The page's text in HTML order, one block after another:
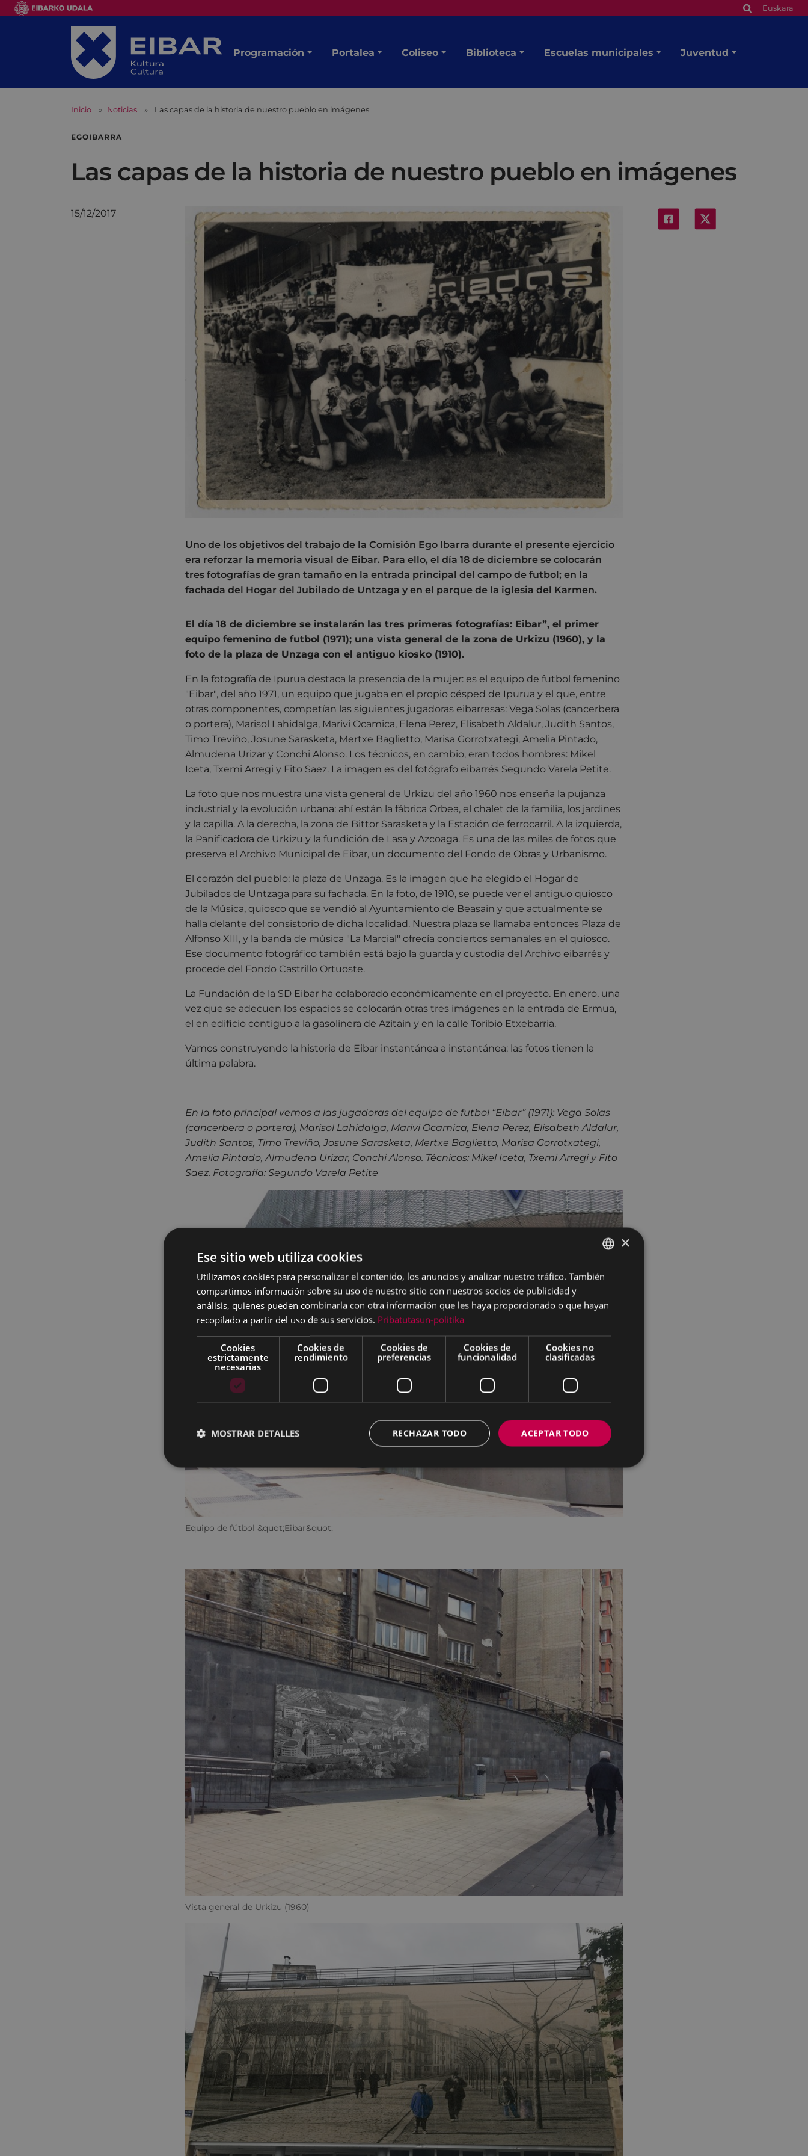
Euskara
Programación Portalea Coliseo Biblioteca Escuelas municipales Juventud
Inicio Noticias Las capas de la historia de nuestro pueblo en imágenes
EGOIBARRA
Las capas de la historia de nuestro pueblo en imágenes
15/12/2017
Uno de los objetivos del trabajo de la Comisión Ego Ibarra durante el presente ejercicio
era reforzar la memoria visual de Eibar. Para ello, el día 18 de diciembre se colocarán
tres fotografías de gran tamaño en la entrada principal del campo de futbol; en la
fachada del Hogar del Jubilado de Untzaga y en el parque de la iglesia del Karmen.
El día 18 de diciembre se instalarán las tres primeras fotografías: Eibar”, el primer
equipo femenino de futbol (1971); una vista general de la zona de Urkizu (1960), y la
foto de la plaza de Unzaga con el antiguo kiosko (1910).
En la fotografía de Ipurua destaca la presencia de la mujer: es el equipo de futbol femenino
"Eibar", del año 1971, un equipo que jugaba en el propio césped de Ipurua y el que, entre
otras componentes, competían las siguientes jugadoras eibarresas: Vega Solas (cancerbera
o portera), Marisol Lahidalga, Marivi Ocamica, Elena Perez, Elisabeth Aldalur, Judith Santos,
Timo Treviño, Josune Sarasketa, Mertxe Baglietto, Marisa Gorrotxategi, Amelia Pintado,
Almudena Urizar y Conchi Alonso. Los técnicos, en cambio, eran todos hombres: Mikel
Iceta, Txemi Arregi y Fito Saez. La imagen es del fotógrafo eibarrés Segundo Varela Petite.
La foto que nos muestra una vista general de Urkizu del año 1960 nos enseña la pujanza
industrial y la evolución urbana: ahí están la fábrica Orbea, el chalet de la familia, los jardines
y la capilla. A la derecha, la zona de Bittor Sarasketa y la Estación de ferrocarril. A la izquierda,
la Panificadora de Urkizu y la fundición de Lasa y Azcoaga. Es una de las miles de fotos que
preserva el Archivo Municipal de Eibar, un documento del Fondo de Obras y Urbanismo.
El corazón del pueblo: la plaza de Unzaga. Es la imagen que ha elegido el Hogar de
Jubilados de Untzaga para su fachada. En la foto, de 1910, se puede ver el antiguo quiosco
de la Música, quiosco que se vendió al Ayuntamiento de Beasain y que actualmente se
halla delante del consistorio de dicha localidad. Nuestra plaza se llamaba entonces Plaza de
Alfonso XIII, y la banda de música "La Marcial" ofrecía conciertos semanales en el quiosco.
Ese documento fotográfico también está bajo la guarda y custodia del Archivo eibarrés y
procede del Fondo Castrillo Ortuoste.
La Fundación de la SD Eibar ha colaborado económicamente en el proyecto. En enero, una
vez que se adecuen los espacios se colocarán otras tres imágenes en la entrada de Ermua,
el en edificio contiguo a la gasolinera de Azitain y en la calle Toribio Etxebarria.
Vamos construyendo la historia de Eibar instantánea a instantánea: las fotos tienen la
última palabra.
En la foto principal vemos a las jugadoras del equipo de futbol “Eibar” (1971): Vega Solas
(cancerbera o portera), Marisol Lahidalga, Marivi Ocamica, Elena Perez, Elisabeth Aldalur,
Judith Santos, Timo Treviño, Josune Sarasketa, Mertxe Baglietto, Marisa Gorrotxategi,
Amelia Pintado, Almudena Urizar, Conchi Alonso. Técnicos: Mikel Iceta, Txemi Arregi y Fito
Saez. Fotografía: Segundo Varela Petite
Equipo de fútbol &quot;Eibar&quot;
Vista general de Urkizu (1960)
BASQUE
×
Ese sitio web utiliza cookies
Utilizamos cookies para personalizar el contenido, los anuncios y analizar nuestro tráfico. También
compartimos información sobre su uso de nuestro sitio con nuestros socios de publicidad y
análisis, quienes pueden combinarla con otra información que les haya proporcionado o que hayan
recopilado a partir del uso de sus servicios. Pribatutasun-politika
Cookies
estrictamente
necesarias
Cookies de
rendimiento
Cookies de
preferencias
Cookies de
funcionalidad
Cookies no
clasificadas
ACEPTAR TODO
RECHAZAR TODO
MOSTRAR DETALLES